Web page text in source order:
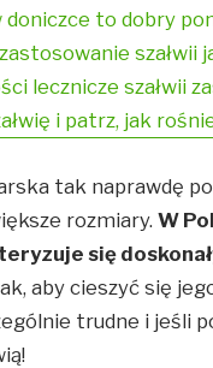
doniczce to dobry
szałwii
lecznicze szałwii
i patrz, jak
tak naprawdę
rozmiary.W
się
aby cieszyć się
trudne i jeśli